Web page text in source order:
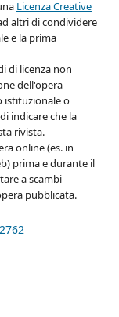
Licenza Creative
altri di condividere
e la prima
di licenza non
dell'opera
istituzionale o
indicare che la
rivista.
online (es. in
prima e durante il
a scambi
pubblicata.